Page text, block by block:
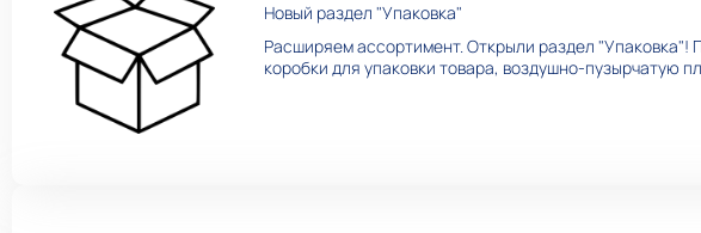
Новый раздел "Упаковка"
Расширяем ассортимент. Открыли раздел "Упаковка"!
коробки для упаковки товара, воздушно-пузырчатую